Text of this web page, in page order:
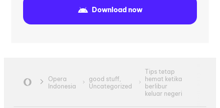
Download now
Opera
Indonesia
good stuff,
Uncategorized
Tips tetap
hemat ketika
berlibur
keluar negeri